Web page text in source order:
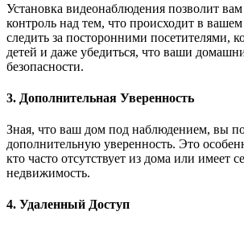
Установка видеонаблюдения позволит
контроль над тем, что происходит в
следить за посторонними посетителями,
детей и даже убедиться, что ваши
безопасности.
3. Дополнительная Уверенность
Зная, что ваш дом под наблюдением, вы
дополнительную уверенность. Это
кто часто отсутствует из дома или имеет
недвижимость.
4. Удаленный Доступ